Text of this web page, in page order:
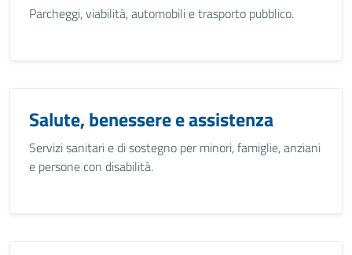
Parcheggi, viabilità, automobili e trasporto pubblico.
Salute, benessere e assistenza
Servizi sanitari e di sostegno per minori, famiglie, anziani
e persone con disabilità.